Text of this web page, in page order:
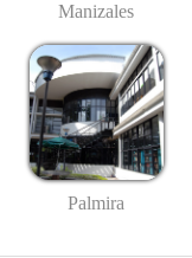
Manizales
Palmira